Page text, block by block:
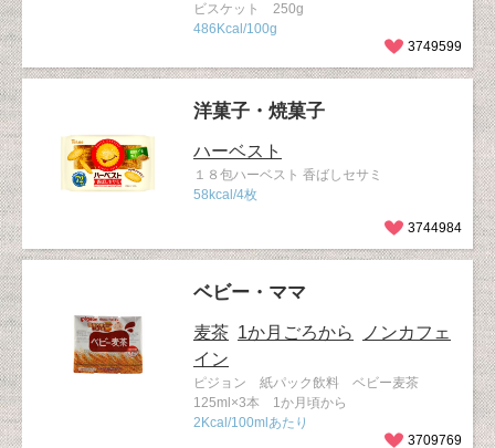
ビスケット 250g
486Kcal/100g
3749599
洋菓子・焼菓子
ハーベスト
１８包ハーベスト 香ばしセサミ
58kcal/4枚
3744984
ベビー・ママ
麦茶 1か月ごろから
ノンカフェ
イン
ピジョン 紙パック飲料 ベビー麦茶
125ml×3本 1か月頃から
2Kcal/100mlあたり
3709769